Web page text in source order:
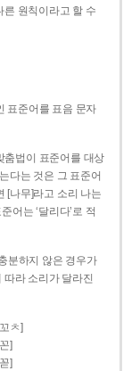
른 원칙이라고 할 수
표준어를 표음 문자
춤법이 표준어를 대상
다는 것은 그 표준어
[나무]라고 소리 나는
어는 ‘달리다’로 적
분하지 않은 경우가
따라 소리가 달라진
ㅊ]
]
]